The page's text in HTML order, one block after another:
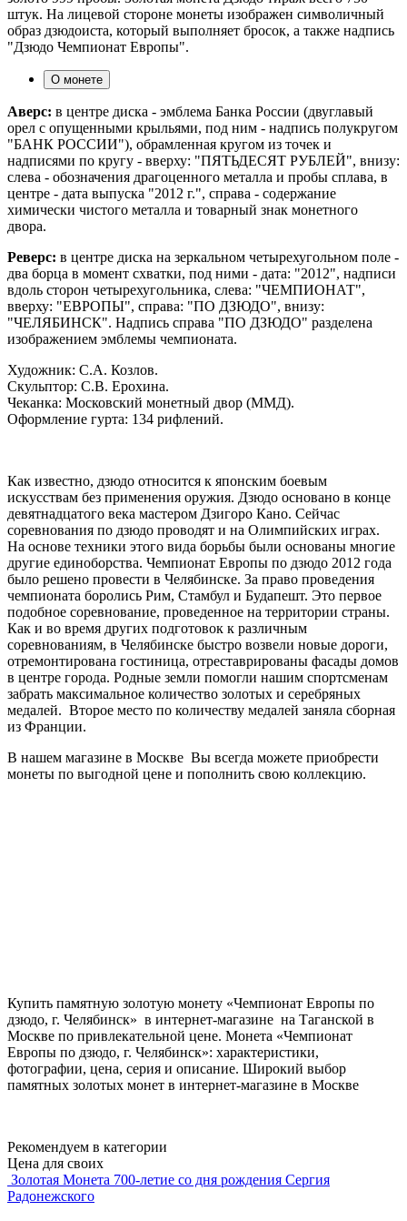
штук. На лицевой стороне монеты изображен символичный
образ дзюдоиста, который выполняет бросок, а также надпись
"Дзюдо Чемпионат Европы".
О монете
Аверс: в центре диска - эмблема Банка России (двуглавый
орел с опущенными крыльями, под ним - надпись полукругом
"БАНК РОССИИ"), обрамленная кругом из точек и
надписями по кругу - вверху: "ПЯТЬДЕСЯТ РУБЛЕЙ", внизу:
слева - обозначения драгоценного металла и пробы сплава, в
центре - дата выпуска "2012 г.", справа - содержание
химически чистого металла и товарный знак монетного
двора.
Реверс: в центре диска на зеркальном четырехугольном поле -
два борца в момент схватки, под ними - дата: "2012", надписи
вдоль сторон четырехугольника, слева: "ЧЕМПИОНАТ",
вверху: "ЕВРОПЫ", справа: "ПО ДЗЮДО", внизу:
"ЧЕЛЯБИНСК". Надпись справа "ПО ДЗЮДО" разделена
изображением эмблемы чемпионата.
Художник: С.А. Козлов.
Скульптор: С.В. Ерохина.
Чеканка: Московский монетный двор (ММД).
Оформление гурта: 134 рифлений.
Как известно, дзюдо относится к японским боевым
искусствам без применения оружия. Дзюдо основано в конце
девятнадцатого века мастером Дзигоро Кано. Сейчас
соревнования по дзюдо проводят и на Олимпийских играх.
На основе техники этого вида борьбы были основаны многие
другие единоборства. Чемпионат Европы по дзюдо 2012 года
было решено провести в Челябинске. За право проведения
чемпионата боролись Рим, Стамбул и Будапешт. Это первое
подобное соревнование, проведенное на территории страны.
Как и во время других подготовок к различным
соревнованиям, в Челябинске быстро возвели новые дороги,
отремонтирована гостиница, отреставрированы фасады домов
в центре города. Родные земли помогли нашим спортсменам
забрать максимальное количество золотых и серебряных
медалей. Второе место по количеству медалей заняла сборная
из Франции.
В нашем магазине в Москве Вы всегда можете приобрести
монеты по выгодной цене и пополнить свою коллекцию.
Купить памятную золотую монету «Чемпионат Европы по
дзюдо, г. Челябинск» в интернет-магазине на Таганской в
Москве по привлекательной цене. Монета «Чемпионат
Европы по дзюдо, г. Челябинск»: характеристики,
фотографии, цена, серия и описание. Широкий выбор
памятных золотых монет в интернет-магазине в Москве
Рекомендуем в категории
Цена для своих
Золотая Монета 700-летие со дня рождения Сергия
Радонежского